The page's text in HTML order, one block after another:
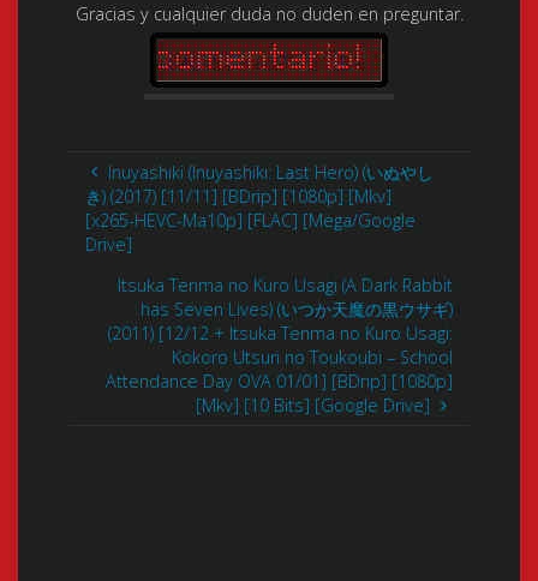
Gracias y cualquier duda no duden en preguntar.
Inuyashiki (Inuyashiki: Last Hero) (いぬやし
き) (2017) [11/11] [BDrip] [1080p] [Mkv]
[x265-HEVC-Ma10p] [FLAC] [Mega/Google
Drive]
Itsuka Tenma no Kuro Usagi (A Dark Rabbit
has Seven Lives) (いつか天魔の黒ウサギ)
(2011) [12/12 + Itsuka Tenma no Kuro Usagi:
Kokoro Utsuri no Toukoubi – School
Attendance Day OVA 01/01] [BDrip] [1080p]
[Mkv] [10 Bits] [Google Drive]